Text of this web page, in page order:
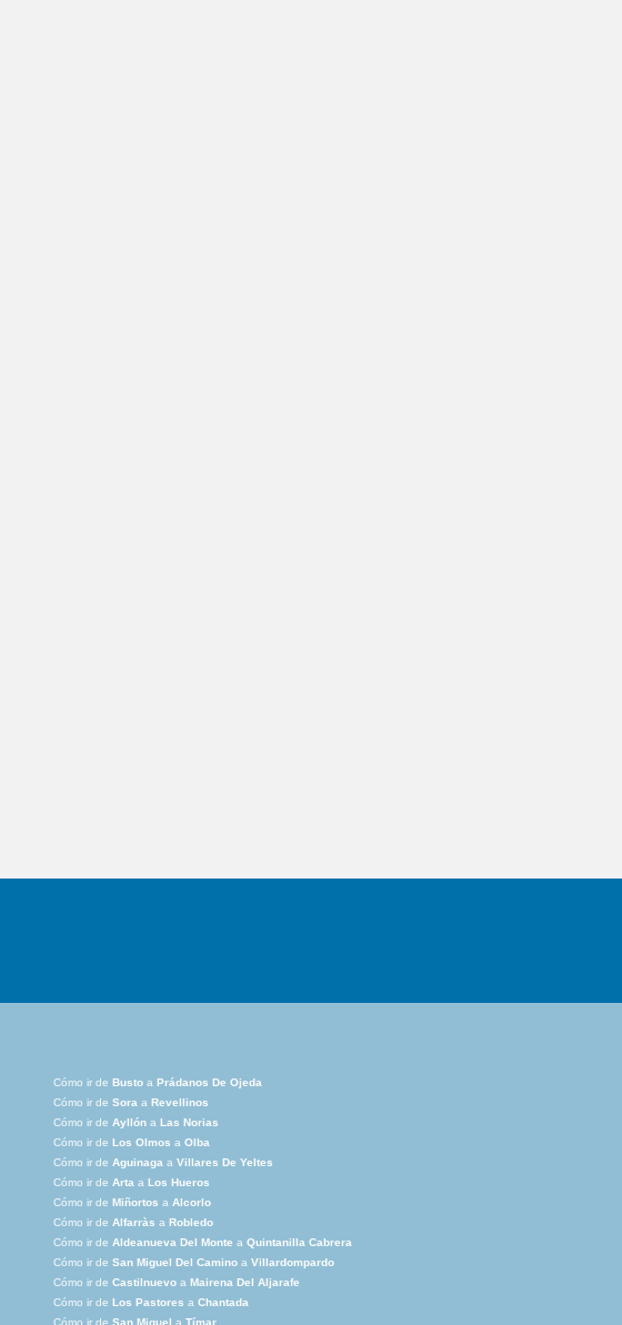
Cómo ir de Busto a Prádanos De Ojeda
Cómo ir de Sora a Revellinos
Cómo ir de Ayllón a Las Norias
Cómo ir de Los Olmos a Olba
Cómo ir de Aguinaga a Villares De Yeltes
Cómo ir de Arta a Los Hueros
Cómo ir de Miñortos a Alcorlo
Cómo ir de Alfarràs a Robledo
Cómo ir de Aldeanueva Del Monte a Quintanilla Cabrera
Cómo ir de San Miguel Del Camino a Villardompardo
Cómo ir de Castilnuevo a Mairena Del Aljarafe
Cómo ir de Los Pastores a Chantada